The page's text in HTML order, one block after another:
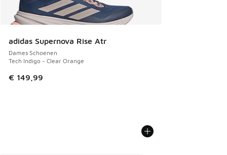
adidas Supernova Rise Atr
Dames Schoenen
Tech Indigo - Clear Orange
€ 149,99